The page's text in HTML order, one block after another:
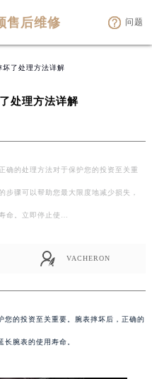
售后维修 问题
了处理方法详解
处理方法详解
确的处理方法对于保护您的投资至关重
步骤可以帮助您最大限度地减少损失，
命。立即停止使…
VACHERON
您的投资至关重要。腕表摔坏后，正确的
腕表的使用寿命。